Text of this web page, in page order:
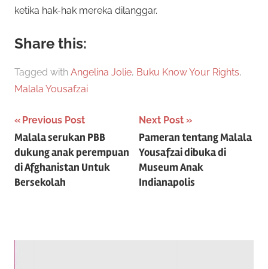
ketika hak-hak mereka dilanggar.
Share this:
Tagged with Angelina Jolie, Buku Know Your Rights,
Malala Yousafzai
Post
navigation
Previous Post
Malala serukan PBB
dukung anak perempuan
di Afghanistan Untuk
Bersekolah
Next Post
Pameran tentang Malala
Yousafzai dibuka di
Museum Anak
Indianapolis